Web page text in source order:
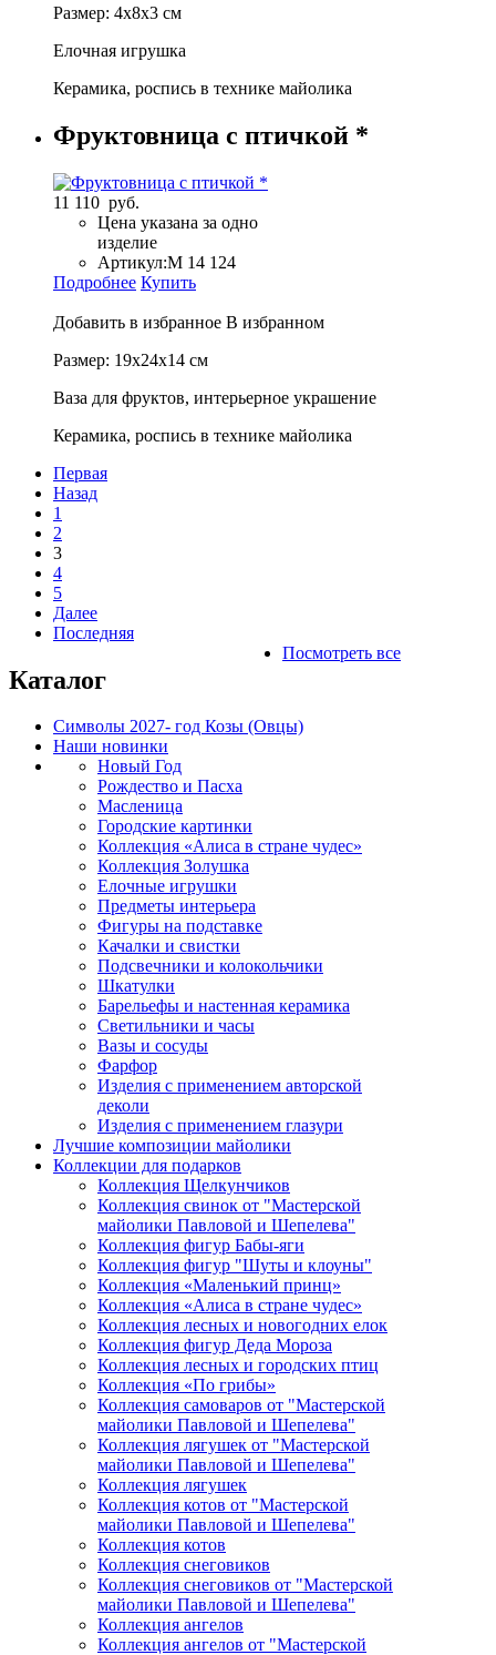
Размер: 4х8х3 см
Елочная игрушка
Керамика, роспись в технике майолика
Фруктовница с птичкой *
11 110 руб.
Цена указана за одно
изделие
Артикул:M 14 124
Подробнее Купить
Добавить в избранное В избранном
Размер: 19х24х14 см
Ваза для фруктов, интерьерное украшение
Керамика, роспись в технике майолика
Первая
Назад
1
2
3
4
5
Далее
Последняя
Посмотреть все
Каталог
Символы 2027- год Козы (Овцы)
Наши новинки
Новый Год
Рождество и Пасха
Масленица
Городские картинки
Коллекция «Алиса в стране чудес»
Коллекция Золушка
Елочные игрушки
Предметы интерьера
Фигуры на подставке
Качалки и свистки
Подсвечники и колокольчики
Шкатулки
Барельефы и настенная керамика
Светильники и часы
Вазы и сосуды
Фарфор
Изделия с применением авторской
деколи
Изделия с применением глазури
Лучшие композиции майолики
Коллекции для подарков
Коллекция Щелкунчиков
Коллекция свинок от "Мастерской
майолики Павловой и Шепелева"
Коллекция фигур Бабы-яги
Коллекция фигур "Шуты и клоуны"
Коллекция «Маленький принц»
Коллекция «Алиса в стране чудес»
Коллекция лесных и новогодних елок
Коллекция фигур Деда Мороза
Коллекция лесных и городских птиц
Коллекция «По грибы»
Коллекция самоваров от "Мастерской
майолики Павловой и Шепелева"
Коллекция лягушек от "Мастерской
майолики Павловой и Шепелева"
Коллекция лягушек
Коллекция котов от "Мастерской
майолики Павловой и Шепелева"
Коллекция котов
Коллекция снеговиков
Коллекция снеговиков от "Мастерской
майолики Павловой и Шепелева"
Коллекция ангелов
Коллекция ангелов от "Мастерской